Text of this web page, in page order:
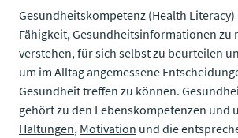
Gesundheitskompetenz (Health
Fähigkeit, Gesundheitsinformationen zu
verstehen, für sich selbst zu beurteilen
um im Alltag angemessene
Gesundheit treffen zu können.
gehört zu den Lebenskompetenzen und
Haltungen, Motivation und die